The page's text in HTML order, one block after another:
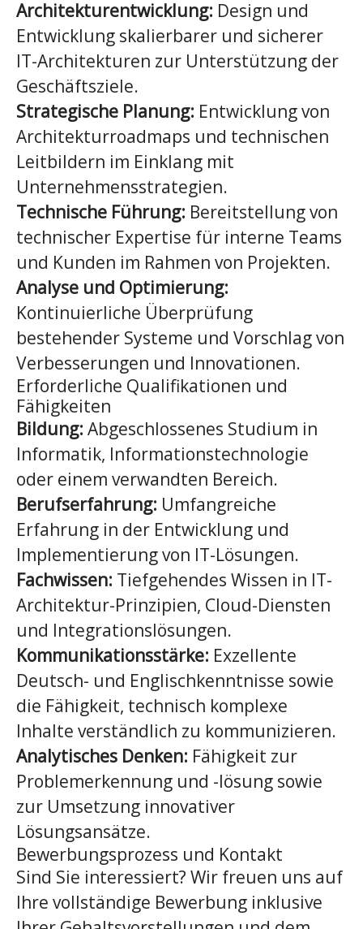
Architekturentwicklung: Design und
Entwicklung skalierbarer und sicherer
IT-Architekturen zur Unterstützung der
Geschäftsziele.
Strategische Planung: Entwicklung von
Architekturroadmaps und technischen
Leitbildern im Einklang mit
Unternehmensstrategien.
Technische Führung: Bereitstellung von
technischer Expertise für interne Teams
und Kunden im Rahmen von Projekten.
Analyse und Optimierung:
Kontinuierliche Überprüfung
bestehender Systeme und Vorschlag von
Verbesserungen und Innovationen.
Erforderliche Qualifikationen und
Fähigkeiten
Bildung: Abgeschlossenes Studium in
Informatik, Informationstechnologie
oder einem verwandten Bereich.
Berufserfahrung: Umfangreiche
Erfahrung in der Entwicklung und
Implementierung von IT-Lösungen.
Fachwissen: Tiefgehendes Wissen in IT-
Architektur-Prinzipien, Cloud-Diensten
und Integrationslösungen.
Kommunikationsstärke: Exzellente
Deutsch- und Englischkenntnisse sowie
die Fähigkeit, technisch komplexe
Inhalte verständlich zu kommunizieren.
Analytisches Denken: Fähigkeit zur
Problemerkennung und -lösung sowie
zur Umsetzung innovativer
Lösungsansätze.
Bewerbungsprozess und Kontakt
Sind Sie interessiert? Wir freuen uns auf
Ihre vollständige Bewerbung inklusive